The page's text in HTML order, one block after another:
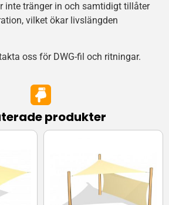
inte tränger in och samtidigt tillåter
vilket ökar livslängden
oss för DWG-fil och ritningar.
produkter